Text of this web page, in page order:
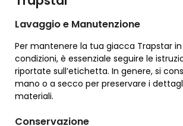
Lavaggio e Manutenzione
Per mantenere la tua giacca Trapstar
condizioni, è essenziale seguire le
riportate sull’etichetta. In genere, si
mano o a secco per preservare i
materiali.
Conservazione